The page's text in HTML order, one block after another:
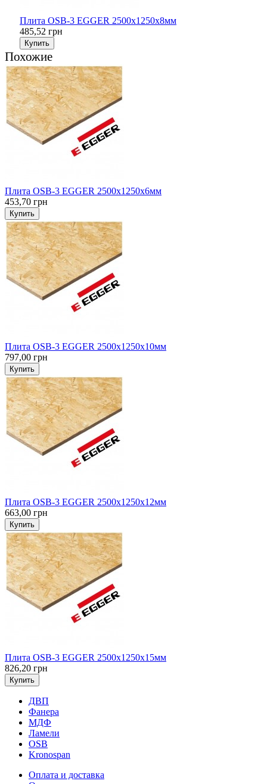
Плита OSB-3 EGGER 2500х1250х8мм
485,52 грн
Купить
Похожие
Плита OSB-3 EGGER 2500х1250х6мм
453,70 грн
Купить
Плита OSB-3 EGGER 2500х1250х10мм
797,00 грн
Купить
Плита OSB-3 EGGER 2500х1250х12мм
663,00 грн
Купить
Плита OSB-3 EGGER 2500х1250х15мм
826,20 грн
Купить
ДВП
Фанера
МДФ
Ламели
OSB
Kronospan
Оплата и доставка